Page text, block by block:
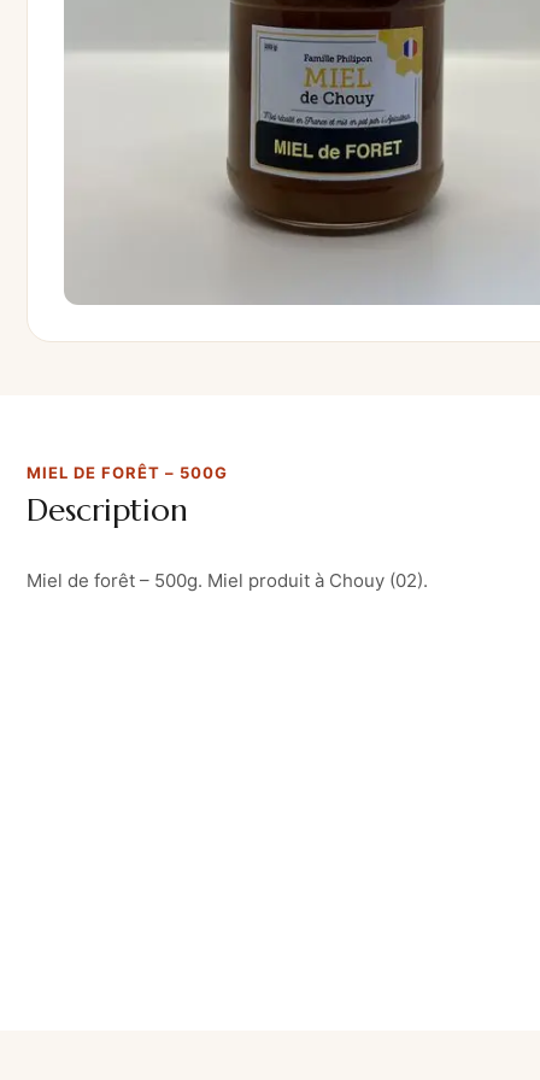
MIEL DE FORÊT – 500G
Description
Miel de forêt – 500g. Miel produit à Chouy (02).